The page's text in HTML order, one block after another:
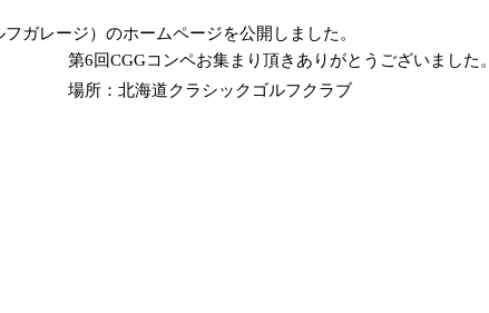
ガレージ）のホームページを公開しました。
第6回CGGコンペお集まり頂きありがとうございました。
場所：北海道クラシックゴルフクラブ